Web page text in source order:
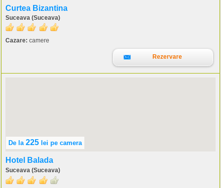
Curtea Bizantina
Suceava (Suceava)
Cazare: camere
Rezervare
De la 225 lei pe camera
Hotel Balada
Suceava (Suceava)